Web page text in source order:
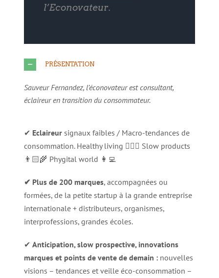
l’Econovateur.
PRÉSENTATION
Sauveur Fernandez, l’éconovateur est consultant,
éclaireur en transition du consommateur.
✔ Eclaireur signaux faibles / Macro-tendances de
consommation. Healthy living 🧘🏻‍♂️ Slow products
👨🏻‍🌾 Phygital world 👩‍💻
✔ Plus de 200 marques, accompagnées ou
formées, de la petite startup à la grande entreprise
internationale + distributeurs, organismes,
interprofessions, grandes écoles.
✔Anticipation, slow prospective, innovations
marques et points de vente de demain : nouvelles
visions – tendances et veille éco-consommation –